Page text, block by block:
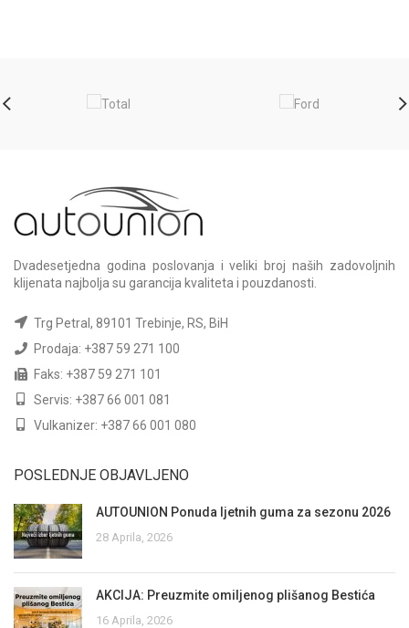
Dvadesetjedna godina poslovanja i veliki broj naših zadovoljnih
klijenata najbolja su garancija kvaliteta i pouzdanosti.
Trg Petral, 89101 Trebinje, RS, BiH
Prodaja: +387 59 271 100
Faks: +387 59 271 101
Servis: +387 66 001 081
Vulkanizer: +387 66 001 080
POSLEDNJE OBJAVLJENO
AUTOUNION Ponuda ljetnih guma za sezonu 2026
28 Aprila, 2026
AKCIJA: Preuzmite omiljenog plišanog Bestića
16 Aprila, 2026